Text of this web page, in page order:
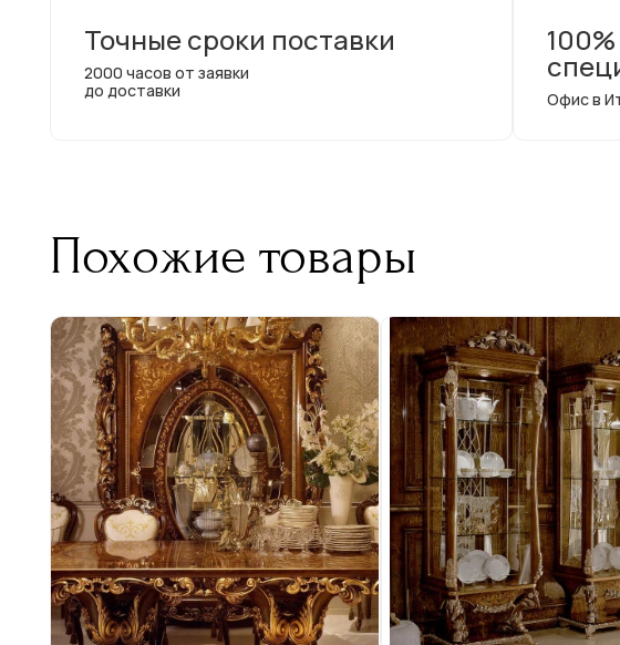
Точные сроки поставки
2000 часов от заявки
до доставки
Офис в
Похожие товары